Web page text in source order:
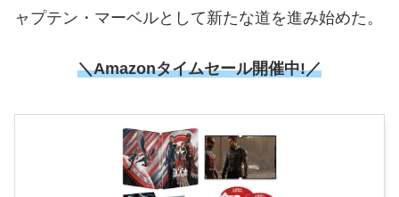
ャプテン・マーベルとして新たな道を進み始めた。
＼Amazonタイムセール開催中!／